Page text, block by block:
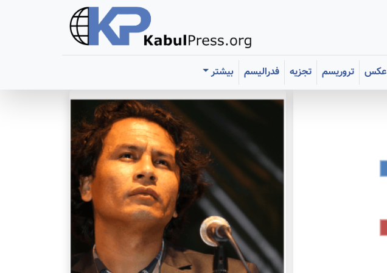
عکس تروریسم تجزیه فدرالیسم
بیشتر